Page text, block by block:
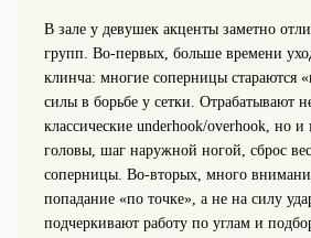
В зале у девушек акценты заметно
групп. Во‑первых, больше времени
клинча: многие соперницы стараются
силы в борьбе у сетки. Отрабатывают
классические underhook/overhook, но и
головы, шаг наружной ногой, сброс
соперницы. Во‑вторых, много
попадание «по точке», а не на силу
подчеркивают работу по углам и